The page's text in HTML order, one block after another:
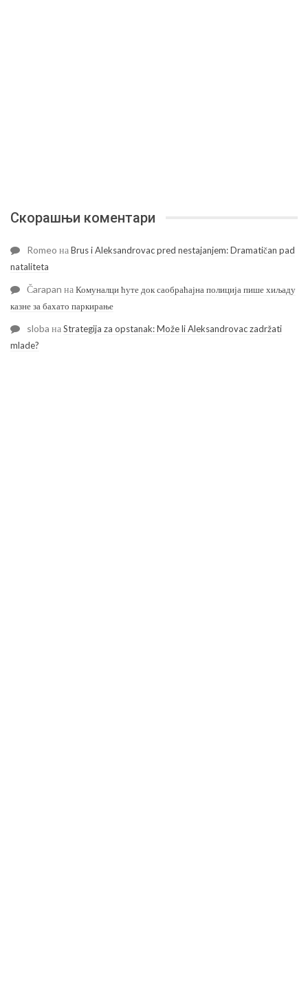
Скорашњи коментари
Romeo наBrus i Aleksandrovac pred nestajanjem: Dramatičan pad
nataliteta
Čarapan наКомуналци ћуте док саобраћајна полиција пише хиљаду
казне за бахато паркирање
sloba наStrategija za opstanak: Može li Aleksandrovac zadržati
mlade?